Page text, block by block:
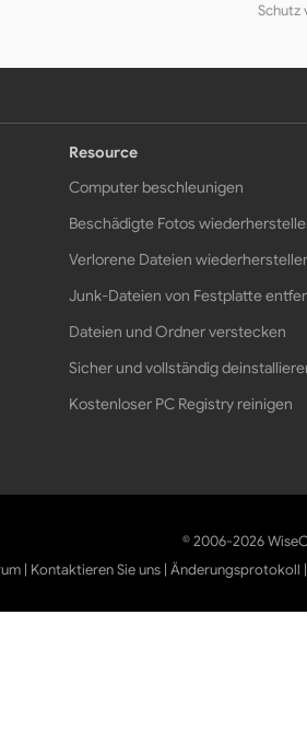
Schutz
Resource
Computer beschleunigen
Beschädigte Fotos
Verlorene Dateien
Junk-Dateien von Festplatte
Dateien und Ordner verstecken
Sicher und vollständig
Kostenloser PC Registry reinigen
© 2006-2026
| Kontaktieren Sie uns |Änderungsprotokoll